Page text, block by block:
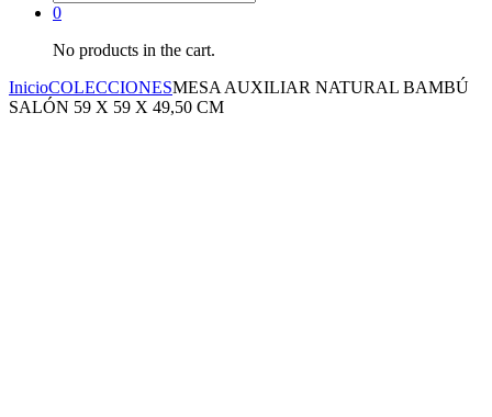
0
No products in the cart.
InicioCOLECCIONESMESA AUXILIAR NATURAL BAMBÚ
SALÓN 59 X 59 X 49,50 CM